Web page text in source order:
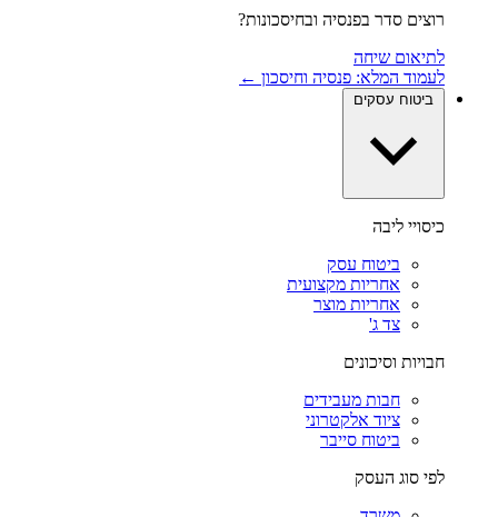
רוצים סדר בפנסיה ובחיסכונות?
לתיאום שיחה
לעמוד המלא: פנסיה וחיסכון ←
ביטוח עסקים
כיסויי ליבה
ביטוח עסק
אחריות מקצועית
אחריות מוצר
צד ג'
חבויות וסיכונים
חבות מעבידים
ציוד אלקטרוני
ביטוח סייבר
לפי סוג העסק